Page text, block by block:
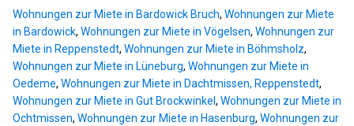
Wohnungen zur Miete in Bardowick Bruch, Wohnungen zur Miete
in Bardowick, Wohnungen zur Miete in Vögelsen, Wohnungen zur
Miete in Reppenstedt, Wohnungen zur Miete in Böhmsholz,
Wohnungen zur Miete in Lüneburg, Wohnungen zur Miete in
Oedeme, Wohnungen zur Miete in Dachtmissen, Reppenstedt,
Wohnungen zur Miete in Gut Brockwinkel , Wohnungen zur Miete in
Ochtmissen, Wohnungen zur Miete in Hasenburg, Wohnungen zur